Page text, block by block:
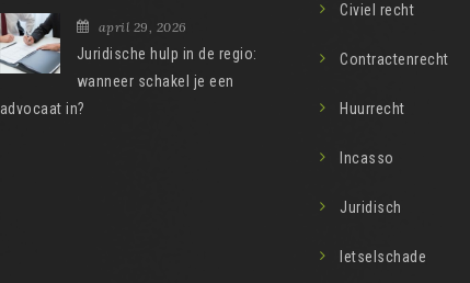
april 29, 2026
Juridische hulp in de regio:
wanneer schakel je een
advocaat in?
Civiel recht
Contractenrecht
Huurrecht
Incasso
Juridisch
letselschade